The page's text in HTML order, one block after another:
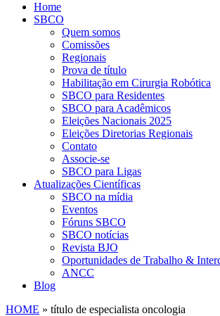
Home
SBCO
Quem somos
Comissões
Regionais
Prova de título
Habilitação em Cirurgia Robótica
SBCO para Residentes
SBCO para Acadêmicos
Eleições Nacionais 2025
Eleições Diretorias Regionais
Contato
Associe-se
SBCO para Ligas
Atualizações Científicas
SBCO na mídia
Eventos
Fóruns SBCO
SBCO notícias
Revista BJO
Oportunidades de Trabalho &
ANCC
Blog
HOME » título de especialista oncologia